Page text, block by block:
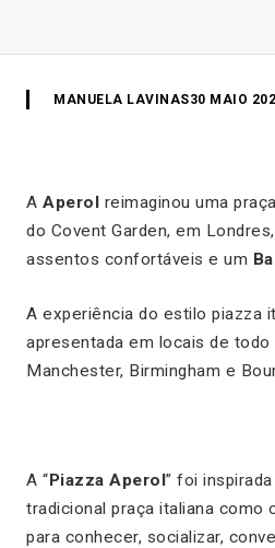
MANUELA LAVINAS30 MAIO
A Aperol reimaginou uma
do Covent Garden, em
assentos confortáveis e um
A experiência do estilo piazza
apresentada em locais de todo
Manchester, Birmingham e
A “Piazza Aperol” foi
tradicional praça italiana como
para conhecer, socializar,